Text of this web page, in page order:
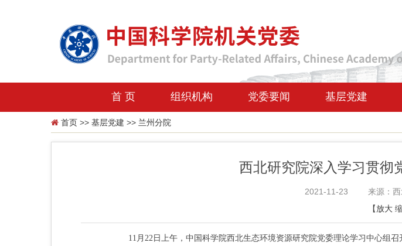
首 页 组织机构 党委要闻 基层党建
首页 >> 基层党建 >> 兰州分院
西北研究院深入学习贯彻
2021-11-23
来源：
【放大
11 月22 日上午，中国科学院西北生态环境资源研究院党委理论学习中心组